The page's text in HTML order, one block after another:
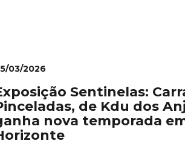
03/2026
Sentinelas:
de Kdu dos
nova temporada